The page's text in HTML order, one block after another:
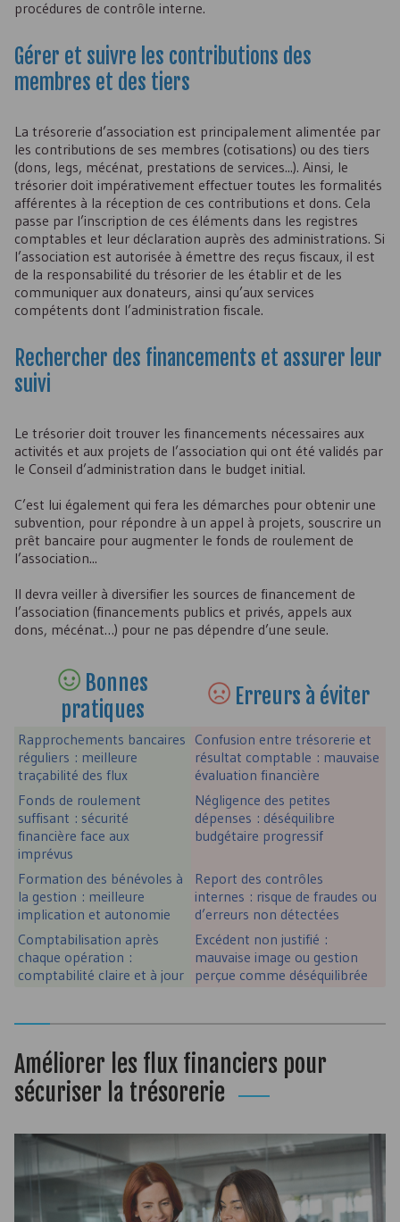
procédures de contrôle interne.
Gérer et suivre les contributions des
membres et des tiers
La trésorerie d’association est principalement alimentée par
les contributions de ses membres (cotisations) ou des tiers
(dons, legs, mécénat, prestations de services...). Ainsi, le
trésorier doit impérativement effectuer toutes les formalités
afférentes à la réception de ces contributions et dons. Cela
passe par l’inscription de ces éléments dans les registres
comptables et leur déclaration auprès des administrations. Si
l’association est autorisée à émettre des reçus fiscaux, il est
de la responsabilité du trésorier de les établir et de les
communiquer aux donateurs, ainsi qu’aux services
compétents dont l’administration fiscale.
Rechercher des financements et assurer leur
suivi
Le trésorier doit trouver les financements nécessaires aux
activités et aux projets de l’association qui ont été validés par
le Conseil d’administration dans le budget initial.
C’est lui également qui fera les démarches pour obtenir une
subvention, pour répondre à un appel à projets, souscrire un
prêt bancaire pour augmenter le fonds de roulement de
l’association...
Il devra veiller à diversifier les sources de financement de
l’association (financements publics et privés, appels aux
dons, mécénat…) pour ne pas dépendre d’une seule.
Bonnes
pratiques
Erreurs à éviter
Rapprochements bancaires
réguliers : meilleure
traçabilité des flux
Confusion entre trésorerie et
résultat comptable : mauvaise
évaluation financière
Fonds de roulement
suffisant : sécurité
financière face aux
imprévus
Négligence des petites
dépenses : déséquilibre
budgétaire progressif
Formation des bénévoles à
la gestion : meilleure
implication et autonomie
Report des contrôles
internes : risque de fraudes ou
d’erreurs non détectées
Comptabilisation après
chaque opération :
comptabilité claire et à jour
Excédent non justifié :
mauvaise image ou gestion
perçue comme déséquilibrée
Améliorer les flux financiers pour
sécuriser la trésorerie